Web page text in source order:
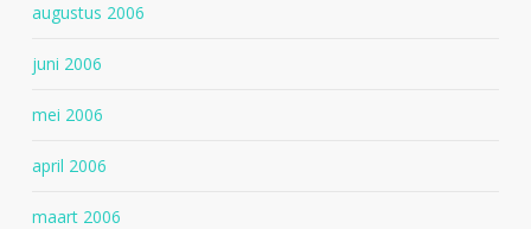
augustus 2006
juni 2006
mei 2006
april 2006
maart 2006